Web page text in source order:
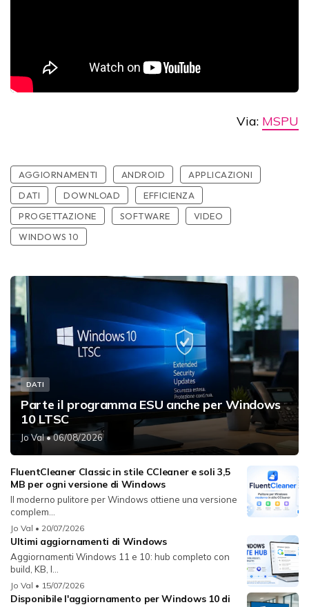
Via: MSPU
AGGIORNAMENTI ANDROID
APPLICAZIONI
DATI
DOWNLOAD
EFFICIENZA
PROGETTAZIONE
SOFTWARE
VIDEO
WINDOWS 10
DATI
Parte il programma ESU anche per Windows
10 LTSC
Jo Val• 06/08/2026
FluentCleaner Classic in stile CCleaner e soli 3,5
MB per ogni versione di Windows
Il moderno pulitore per Windows ottiene una versione
complem...
Jo Val • 20/07/2026
Ultimi aggiornamenti di Windows
Aggiornamenti Windows 11 e 10: hub completo con
build, KB, l...
Jo Val • 15/07/2026
Disponibile l'aggiornamento per Windows 10 di